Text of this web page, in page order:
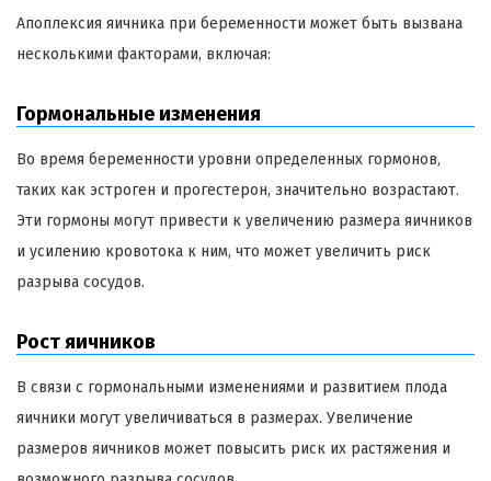
Апоплексия яичника при беременности может быть вызвана
несколькими факторами, включая:
Гормональные изменения
Во время беременности уровни определенных гормонов,
таких как эстроген и прогестерон, значительно возрастают.
Эти гормоны могут привести к увеличению размера яичников
и усилению кровотока к ним, что может увеличить риск
разрыва сосудов.
Рост яичников
В связи с гормональными изменениями и развитием плода
яичники могут увеличиваться в размерах. Увеличение
размеров яичников может повысить риск их растяжения и